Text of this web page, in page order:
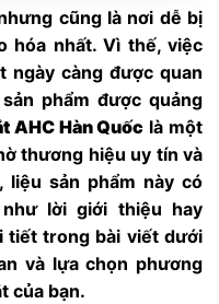
cũng là nơi dễ bị
hóa nhất. Vì thế, việc
ngày càng được quan
phẩm được quảng
AHC Hàn Quốc là một
thương hiệu uy tín và
liệu sản phẩm này có
lời giới thiệu hay
tiết trong bài viết dưới
và lựa chọn phương
của bạn.